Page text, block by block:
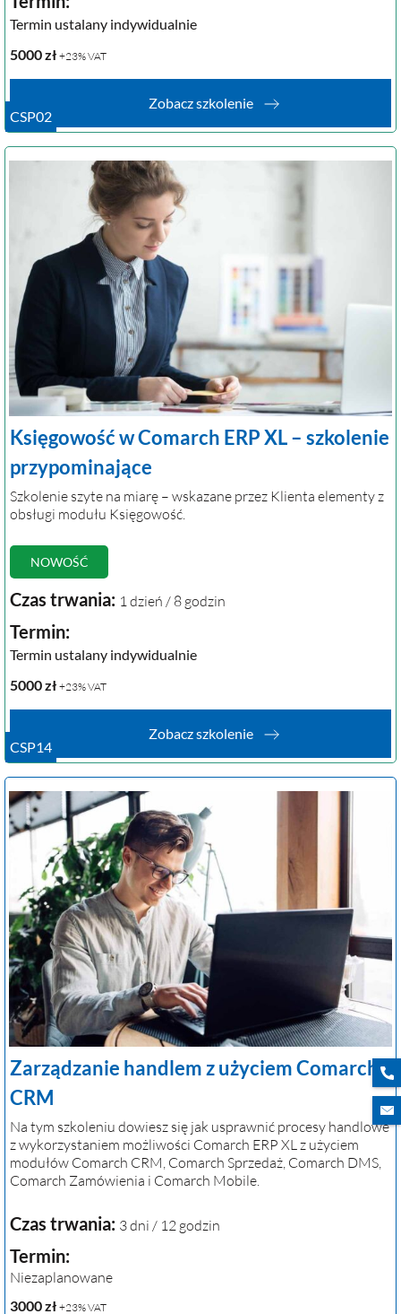
CSP02
Termin ustalany indywidualnie
5000zł +23% VAT
Zobacz szkolenie
CSP14
Księgowość w Comarch ERP XL – szkolenie
przypominające
Szkolenie szyte na miarę – wskazane przez Klienta elementy z
obsługi modułu Księgowość.
NOWOŚĆ
Czas trwania: 1 dzień / 8 godzin
Termin:
Termin ustalany indywidualnie
5000zł +23% VAT
Zobacz szkolenie
Zarządzanie handlem z użyciem Comarch
CRM
Na tym szkoleniu dowiesz się jak usprawnić procesy handlowe
z wykorzystaniem możliwości Comarch ERP XL z użyciem
modułów Comarch CRM, Comarch Sprzedaż, Comarch DMS,
Comarch Zamówienia i Comarch Mobile.
Czas trwania: 3 dni / 12 godzin
Termin:
Niezaplanowane
3000zł +23% VAT